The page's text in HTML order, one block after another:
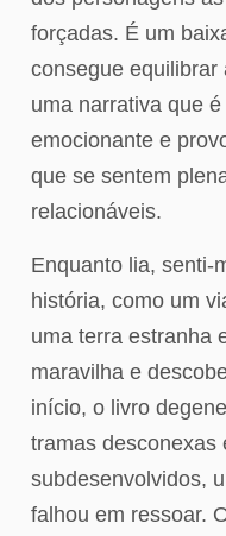
forçadas. É um
consegue equilibrar
uma narrativa que
emocionante e
que se sentem
relacionáveis.
Enquanto lia, senti-
história, como um
uma terra estranha
maravilha e
início, o livro
tramas desconexas
subdesenvolvidos,
falhou em ressoar.